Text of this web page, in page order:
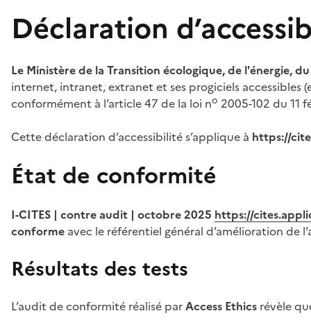
Déclaration
Le Ministère de la Transition écologique, de l'énergie,
internet, intranet, extranet et ses progiciels
conformément à l’article 47 de la loi no 2005-102 du 11
Cette déclaration d’accessibilité s’applique à https://
État de conformité
I-CITES | contre audit | octobre 2025 https://
conforme avec le référentiel général d’amélioration de
Résultats des tests
L’audit de conformité réalisé parAccess Ethics révèle